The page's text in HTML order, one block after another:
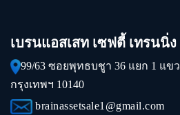
เบรนแอสเสท เซฟตี้ เทรนนิ่ง
99/63 ซอยพุทธบชูา 36 แยก 1 แข
กรุงเทพฯ 10140
brainassetsale1@gmail.com